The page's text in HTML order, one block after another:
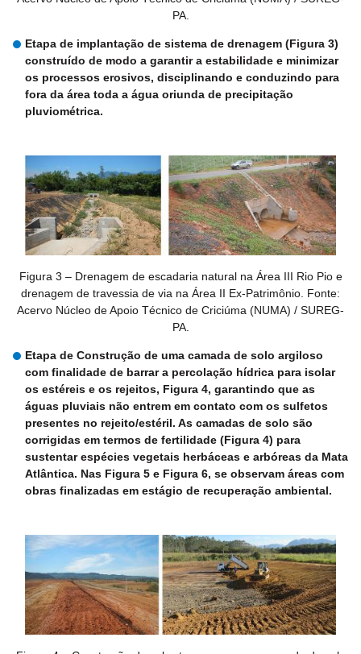
PA.
Etapa de implantação de sistema de drenagem (Figura 3)
construído de modo a garantir a estabilidade e minimizar
os processos erosivos, disciplinando e conduzindo para
fora da área toda a água oriunda de precipitação
pluviométrica.
Figura 3 – Drenagem de escadaria natural na Área III Rio Pio e
drenagem de travessia de via na Área II Ex-Patrimônio. Fonte:
Acervo Núcleo de Apoio Técnico de Criciúma (NUMA) / SUREG-
PA.
Etapa de Construção de uma camada de solo argiloso
com finalidade de barrar a percolação hídrica para isolar
os estéreis e os rejeitos, Figura 4, garantindo que as
águas pluviais não entrem em contato com os sulfetos
presentes no rejeito/estéril. As camadas de solo são
corrigidas em termos de fertilidade (Figura 4) para
sustentar espécies vegetais herbáceas e arbóreas da Mata
Atlântica. Nas Figura 5 e Figura 6, se observam áreas com
obras finalizadas em estágio de recuperação ambiental.